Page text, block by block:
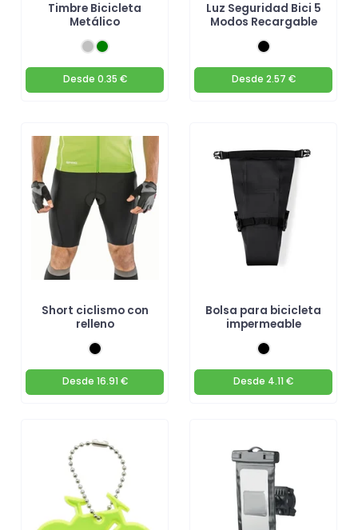
Timbre Bicicleta
Metálico
Desde 0.35 €
Luz Seguridad Bici 5
Modos Recargable
Desde 2.57 €
Short ciclismo con
relleno
Desde 16.91 €
Bolsa para bicicleta
impermeable
Desde 4.11 €